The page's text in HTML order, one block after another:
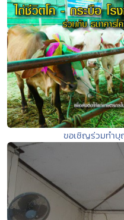
ขอเชิญ​ร่วม​ทำ